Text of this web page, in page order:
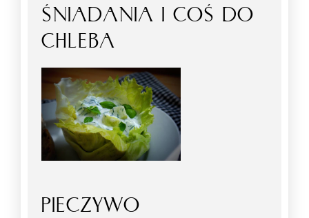
ŚNIADANIA I COŚ DO
CHLEBA
PIECZYWO